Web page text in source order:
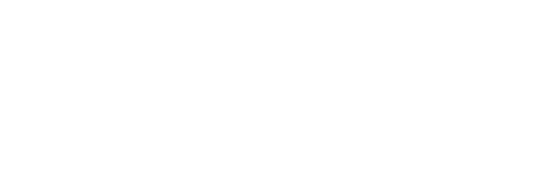
e in generale tutte le operazioni sono